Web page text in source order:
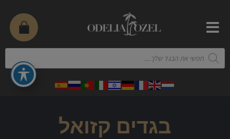
בגדים קזואל